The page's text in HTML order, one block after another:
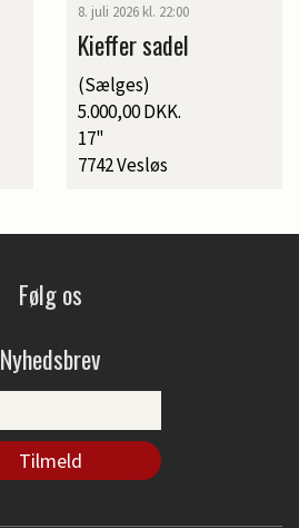
8. juli 2026 kl. 22:00
Kieffer sadel
(Sælges)
5.000,00 DKK.
17"
7742 Vesløs
Følg os
Nyhedsbrev